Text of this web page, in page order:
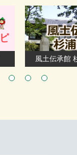
風土伝承館